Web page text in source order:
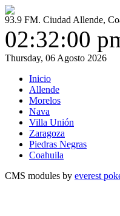
93.9 FM. Ciudad Allende,
02:32:01
Thursday, 06 Agosto 2026
Inicio
Allende
Morelos
Nava
Villa Unión
Zaragoza
Piedras Negras
Coahuila
CMS modules by everest